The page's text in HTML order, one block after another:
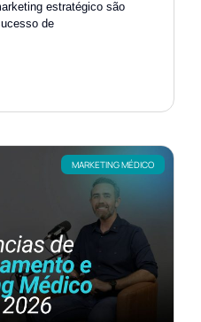
estratégico são
de
MARKETING MÉDICO